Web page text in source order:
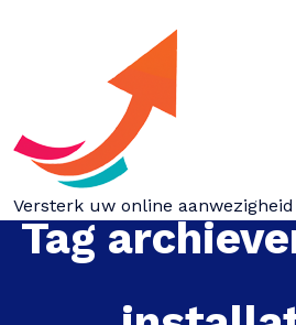
Versterk uw online
Tag